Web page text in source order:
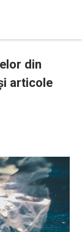
din
articole